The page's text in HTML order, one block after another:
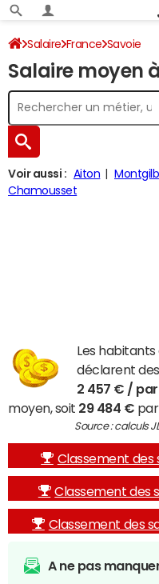
Salaire France Savoie
Salaire moyen
Voir aussi : Aiton
Chamousset
Les
déclarent
2 457 € /
moyen, soit 29 484 €
Source : calculs
Classement des
Classement des
Classement des
A ne pas